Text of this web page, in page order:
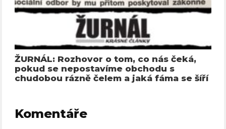
ŽURNÁL: Rozhovor o tom, co nás čeká,
pokud se nepostavíme obchodu s
chudobou rázně čelem a jaká fáma se šíří
Komentáře